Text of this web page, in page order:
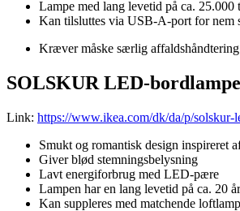
Lampe med lang levetid på ca. 25.000
Kan tilsluttes via USB-A-port for nem
Kræver måske særlig affaldshåndtering
SOLSKUR LED-
Link: https://www.ikea.com/dk/da/p/
Smukt og romantisk design inspireret
Giver blød stemningsbelysning
Lavt energiforbrug med LED-pære
Lampen har en lang levetid på ca. 20
Kan suppleres med matchende